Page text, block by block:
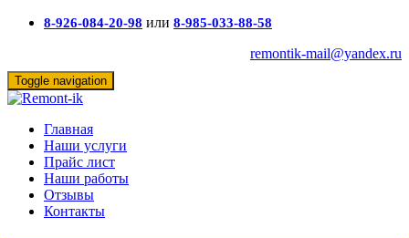
8-926-084-20-98 или 8-985-033-88-58
remontik-mail@yandex.ru
Toggle navigation
Главная
Наши услуги
Прайс лист
Наши работы
Отзывы
Контакты